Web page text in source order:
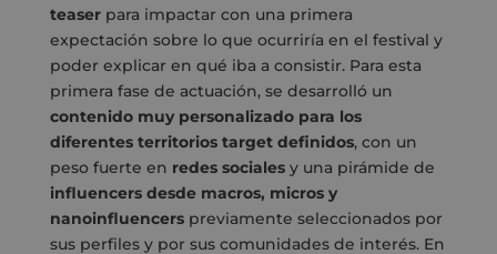
teaserpara impactar con una primera
expectación sobre lo que ocurriría en el festival y
poder explicar en qué iba a consistir. Para esta
primera fase de actuación, se desarrolló un
contenido muy personalizado para los
diferentes territorios target definidos, con un
peso fuerte en redes socialesy una pirámide de
influencers desde macros, micros y
nanoinfluencerspreviamente seleccionados por
sus perfiles y por sus comunidades de interés. En